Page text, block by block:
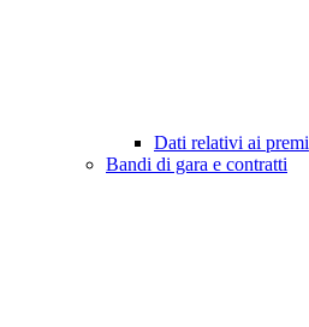
Dati relativi ai premi
Bandi di gara e contratti